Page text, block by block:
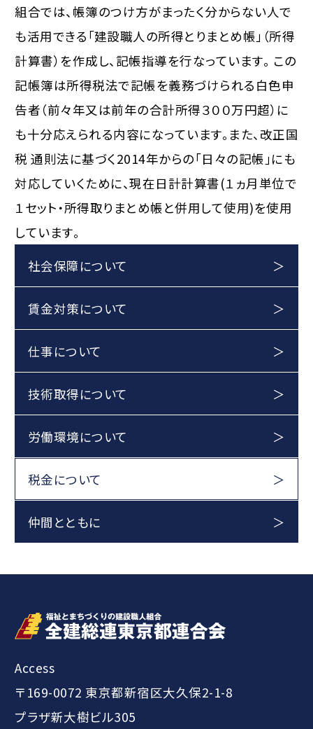
組合では、帳簿のつけ方がまったく分からない人で
も活用できる「建設職人の所得とりまとめ帳」（所得
計算書）を作成し、記帳指導を行なっています。 この
記帳簿は所得税法で記帳を義務づけられる白色申
告者（前々年又は前年の合計所得３００万円超）に
も十分応えられる内容になっています。また、改正国
税 通則法に基づく2014年からの｢日々の記帳｣にも
対応していくために、現在日計計算書(１ヵ月単位で
１セット・所得取りまとめ帳と併用して使用)を使用
しています。
社会保障について
賃金対策について
仕事について
技術取得について
労働環境について
税金について
仲間とともに
Access
〒169-0072 東京都新宿区大久保2-1-8
プラザ新大樹ビル305